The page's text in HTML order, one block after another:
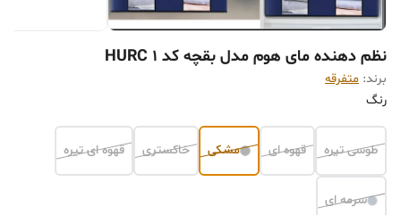
نظم دهنده مای هوم مدل بقچه کد HURC 1
برند: متفرقه
رنگ
طوسی تیره قهوه ای مشکی خاکستری قهوه ای تیره
سرمه ای